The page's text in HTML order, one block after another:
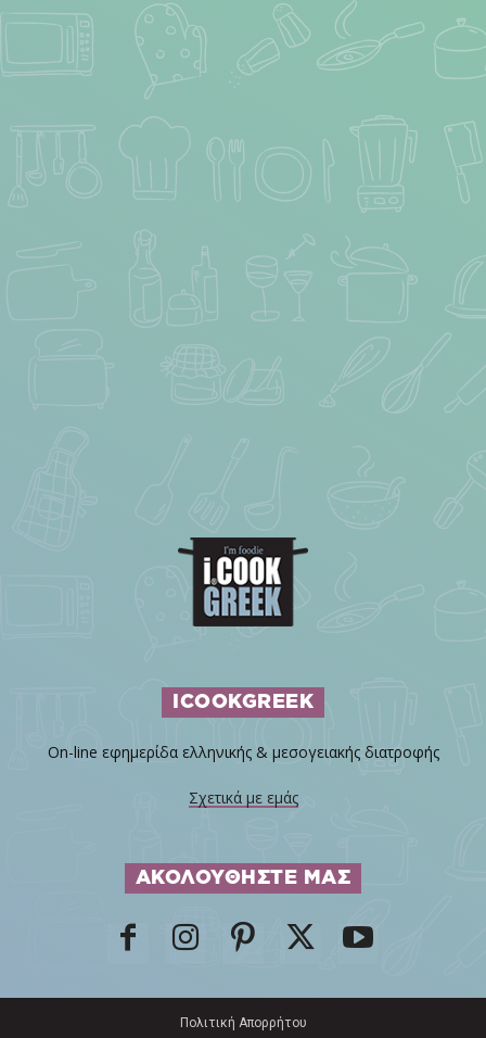
ICOOKGREEK
On-line εφημερίδα ελληνικής & μεσογειακής διατροφής
Σχετικά με εμάς
ΑΚΟΛΟΥΘΗΣΤΕ ΜΑΣ
Πολιτική Απορρήτου